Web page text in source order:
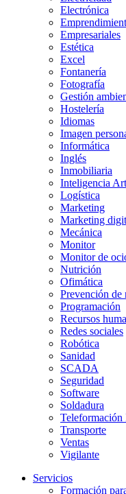
Electrónica
Empresariales
Estética
Excel
Fontanería
Fotografía
Gestión
Hostelería
Idiomas
Imagen
Informática
Inglés
Inmobiliaria
Inteligencia
Logística
Marketing
Marketing
Mecánica
Monitor
Monitor de
Nutrición
Ofimática
Prevención de
Programación
Recursos
Redes sociales
Robótica
Sanidad
SCADA
Seguridad
Software
Soldadura
Teleformación
Transporte
Ventas
Vigilante
Servicios
Formación